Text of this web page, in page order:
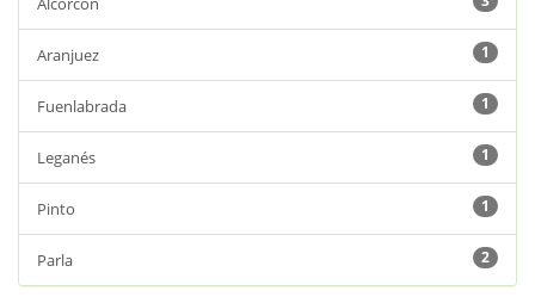
Aranjuez 1
Fuenlabrada 1
Leganés 1
Pinto 1
Parla 2